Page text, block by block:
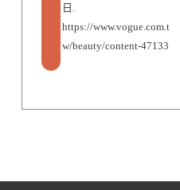
日.
https://www.vogue.com.t
w/beauty/content-47133